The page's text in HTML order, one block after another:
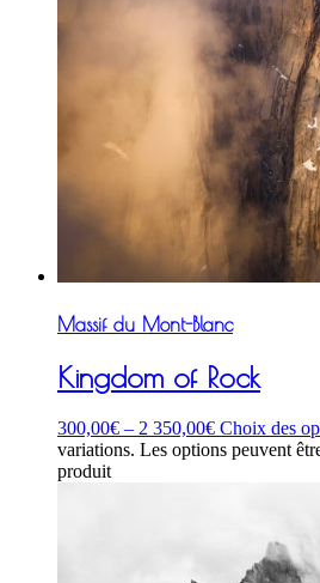
Massif du Mont-Blanc
Kingdom of Rock
300,00€ – 2 350,00€ Choix des
variations. Les options peuvent
produit